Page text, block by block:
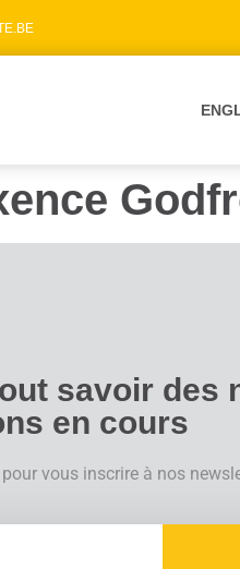
savoir des
en cours
vous inscrire à nos